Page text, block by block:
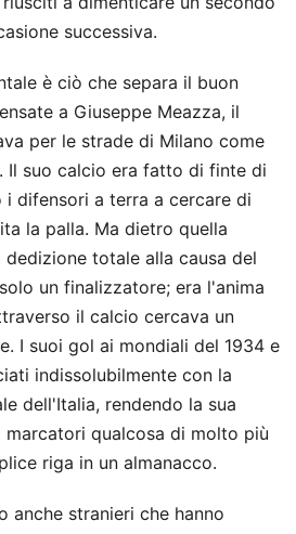
successiva.
è ciò che separa il buon
a Giuseppe Meazza, il
per le strade di Milano come
Il suo calcio era fatto di finte di
difensori a terra a cercare di
la palla. Ma dietro quella
dedizione totale alla causa del
un finalizzatore; era l'anima
il calcio cercava un
I suoi gol ai mondiali del 1934 e
indissolubilmente con la
dell'Italia, rendendo la sua
qualcosa di molto più
riga in un almanacco.
anche stranieri che hanno